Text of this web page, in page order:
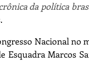
da política
Nacional no
Esquadra Marcos